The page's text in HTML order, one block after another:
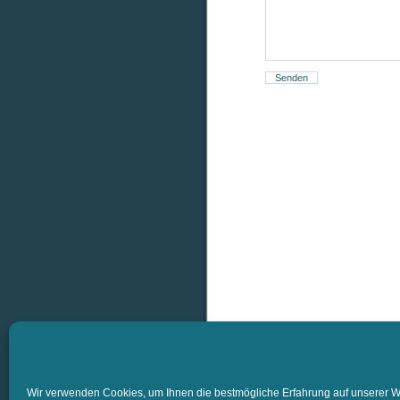
Wir verwenden Cookies, um Ihnen die bestmögliche Erfahrung auf unserer